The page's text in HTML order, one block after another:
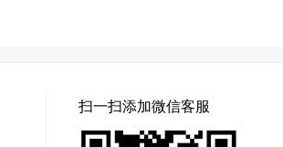
扫一扫添加微信客服